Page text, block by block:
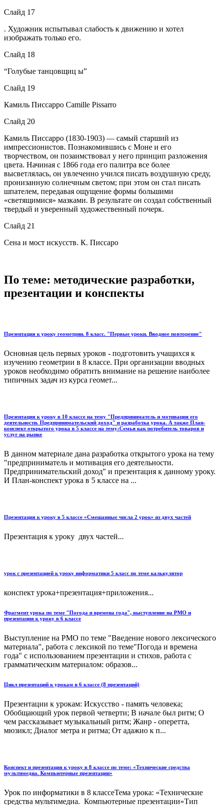
Слайд 17
. Художник испытывал слабость к движению и хотел
изображать только его.
Слайд 18
“Голубые танцовщиц ы”
Слайд 19
Камиль Писсарро Camille Pissarro
Слайд 20
Камиль Писсарро (1830-1903) — самый старший из
импрессионистов. Познакомившись с Моне и его
творчеством, он позаимствовал у него принцип разложения
цвета. Начиная с 1866 года его палитра все более
высветлялась, он увлеченно учился писать воздушную среду,
пронизанную солнечным светом; при этом он стал писать
шпателем, передавая ощущение формы большими
«светящимися» мазками. В результате он создал собственный
твердый и уверенный художественный почерк.
Слайд 21
Сена и мост искусств. К. Писсаро
По теме: методические разработки,
презентации и конспекты
Презентация к уроку геометрии. 8 класс. "Первые уроки. Вводное повторение"
Основная цель первых уроков - подготовить учащихся к
изучению геометрии в 8 классе. При организации вводных
уроков необходимо обратить внимание на решение наиболее
типичных задач из курса геомет...
Презентация к уроку в 10 классе на тему "Предприниматель и мотивация его
деятельности. Предпринимательский доход" и разработка урока. А также План-
конспект открытого урока в 5 классе на тему:Семья как потребитель товаров и
услуг на рынке
В данном материале дана разработка открытого урока на тему
"предприниматель и мотивация его деятельности.
Предпринимательский доход" и презентация к данному уроку.
И План-конспект урока в 5 классе на ...
Презентация к уроку в 5 классе «Смешанные числа 2 урок» из двух частей
Презентация к уроку двух частей...
урок с презентацией к уроку информатики 5 класс по теме калькулятор
конспект урока+презентация+приложения...
Фрагмент урока по теме "Погода и времена года", выступление на РМО и
презентация к уроку в 6 классе
Выступление на РМО по теме "Введение нового лексического
материала", работа с лексикой по теме"Погода и времена
года" с использованием презентации и стихов, работа с
грамматическим материалом: образов...
Цикл презентаций к урокам в 6 классе (8 презентаций)
Презентации к урокам: Искусство - память человека;
Обобщающий урок первой четверти; В начале был ритм; О
чем рассказывает музыкальный ритм; Жанр - оперетта,
мюзикл; Диалог метра и ритма; От адажио к п...
Конспект и презентация к уроку в 8 классе по теме: «Технические средства
мультимедиа. Компьютерные презентации»
Урок по информатики в 8 классеТема урока: «Технические
средства мультимедиа. Компьютерные презентации»Тип